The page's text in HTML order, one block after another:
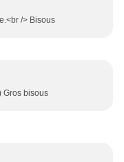
/> Bisous
Gros bisous